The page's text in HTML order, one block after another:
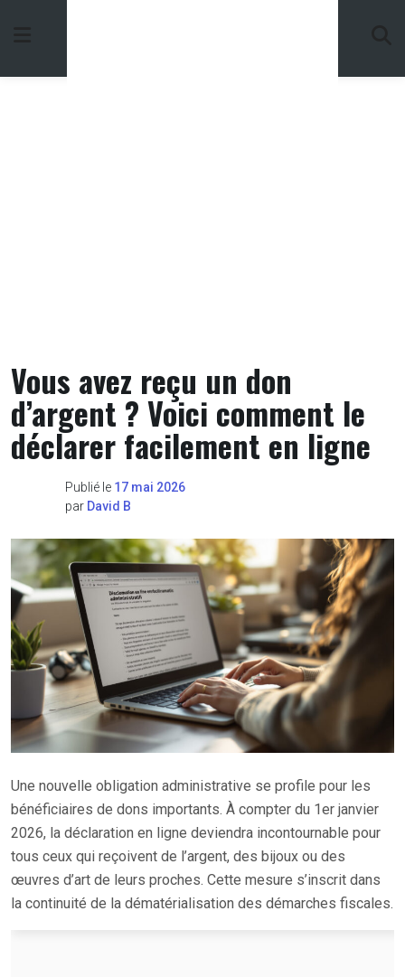
Vous avez reçu un don
d’argent ? Voici comment le
déclarer facilement en ligne
Publié le 17 mai 2026
par David B
Une nouvelle obligation administrative se profile pour les
bénéficiaires de dons importants. À compter du 1er janvier
2026, la déclaration en ligne deviendra incontournable pour
tous ceux qui reçoivent de l’argent, des bijoux ou des
œuvres d’art de leurs proches. Cette mesure s’inscrit dans
la continuité de la dématérialisation des démarches fiscales.